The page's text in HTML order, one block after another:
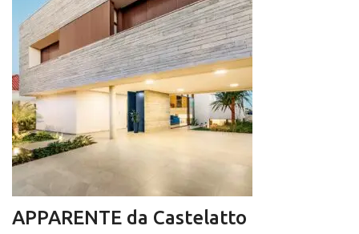
APPARENTE da Castelatto